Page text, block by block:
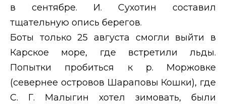
в сентябре. И. Сухотин составил
тщательную опись берегов.
Боты только 25 августа смогли выйти в
Карское море, где встретили льды.
Попытки пробиться к р. Моржовке
(севернее островов Шараповы Кошки), где
С. Г. Малыгин хотел зимовать, были